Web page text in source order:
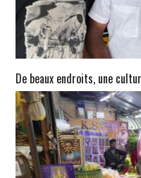
De beaux endroits, une